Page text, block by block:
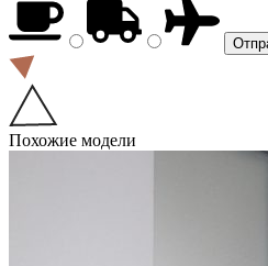
Похожие модели